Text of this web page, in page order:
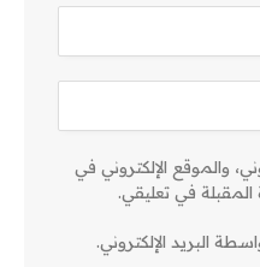
والموقع الإلكتروني في
في تعليقي.
البريد الإلكتروني.